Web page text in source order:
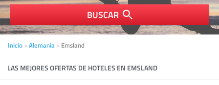
BUSCAR
Inicio Alemania Emsland
LAS MEJORES OFERTAS DE HOTELES EN EMSLAND